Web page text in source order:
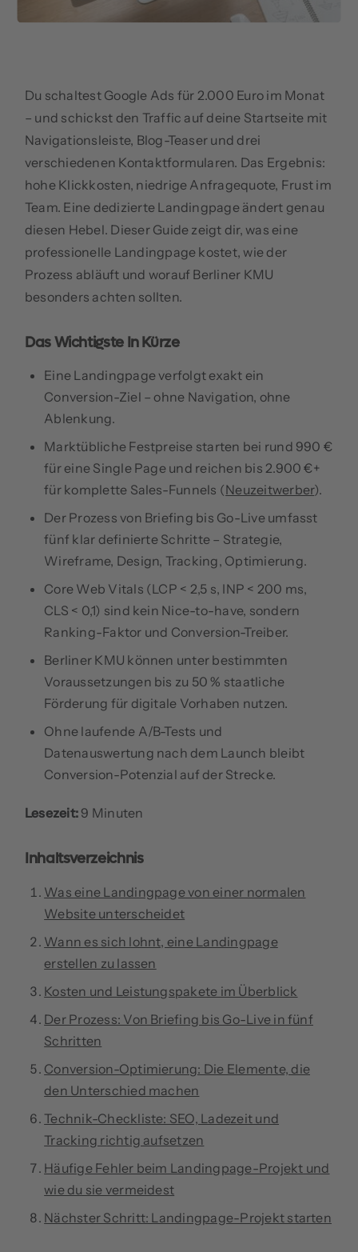
Du schaltest Google Ads für 2.000 Euro im Monat
– und schickst den Traffic auf deine Startseite mit
Navigationsleiste, Blog-Teaser und drei
verschiedenen Kontaktformularen. Das Ergebnis:
hohe Klickkosten, niedrige Anfragequote, Frust im
Team. Eine dedizierte Landingpage ändert genau
diesen Hebel. Dieser Guide zeigt dir, was eine
professionelle Landingpage kostet, wie der
Prozess abläuft und worauf Berliner KMU
besonders achten sollten.
Das Wichtigste In Kürze
Eine Landingpage verfolgt exakt ein
Conversion-Ziel – ohne Navigation, ohne
Ablenkung.
Marktübliche Festpreise starten bei rund 990 €
für eine Single Page und reichen bis 2.900 €+
für komplette Sales-Funnels (Neuzeitwerber).
Der Prozess von Briefing bis Go-Live umfasst
fünf klar definierte Schritte – Strategie,
Wireframe, Design, Tracking, Optimierung.
Core Web Vitals (LCP < 2,5 s, INP < 200 ms,
CLS < 0,1) sind kein Nice-to-have, sondern
Ranking-Faktor und Conversion-Treiber.
Berliner KMU können unter bestimmten
Voraussetzungen bis zu 50 % staatliche
Förderung für digitale Vorhaben nutzen.
Ohne laufende A/B-Tests und
Datenauswertung nach dem Launch bleibt
Conversion-Potenzial auf der Strecke.
Lesezeit: 9 Minuten
Inhaltsverzeichnis
Was eine Landingpage von einer normalen
Website unterscheidet
Wann es sich lohnt, eine Landingpage
erstellen zu lassen
Kosten und Leistungspakete im Überblick
Der Prozess: Von Briefing bis Go-Live in fünf
Schritten
Conversion-Optimierung: Die Elemente, die
den Unterschied machen
Technik-Checkliste: SEO, Ladezeit und
Tracking richtig aufsetzen
Häufige Fehler beim Landingpage-Projekt und
wie du sie vermeidest
Nächster Schritt: Landingpage-Projekt starten